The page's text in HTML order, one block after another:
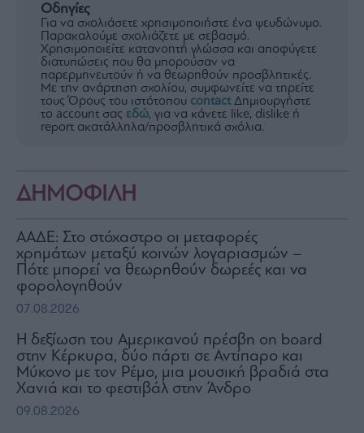
Οδηγίες
Για να σχολιάσετε χρησιμοποιήστε ένα ψευδώνυμο.
Παρακαλούμε σχολιάζετε με σεβασμό.
Χρησιμοποιείτε κατανοητή γλώσσα και αποφύγετε
διατυπώσεις που θα μπορούσαν να
παρερμηνευτούν ή να θεωρηθούν προσβλητικές.
Με την ανάρτηση σχολίου, συμφωνείτε να τηρείτε
τους Όρους του ιστότοπου contactΔημιουργήστε
το account σας εδώ, για να κάνετε like, dislike ή
report ακατάλληλα/προσβλητικά σχόλια.
ΔΗΜΟΦΙΛΗ
ΑΑΔΕ: Στο στόχαστρο οι μεταφορές
χρημάτων μεταξύ κοινών λογαριασμών –
Πότε μπορεί να θεωρηθούν δωρεές και να
φορολογηθούν
07.08.2026
H δεξίωση του Αμερικανού πρέσβη on board
στην Κέρκυρα, δύο πάρτι σε Αντίπαρο και
Μύκονο με τον Ρέμο, μια μουσική βραδιά στα
Χανιά και το φεστιβάλ στην Άνδρο
09.08.2026